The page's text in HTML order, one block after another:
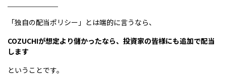
「独自の配当ポリシー」とは端的に言うなら、
COZUCHIが想定より儲かったなら、投資家の皆様にも追加で配当
します
ということです。